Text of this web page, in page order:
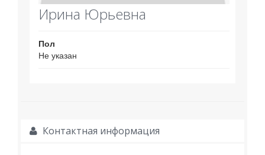
Ирина Юрьевна
Пол
Не указан
Контактная информация